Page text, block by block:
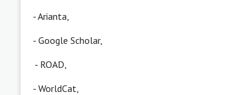
-Arianta
- Google Scholar,
- ROAD
- WorldCat